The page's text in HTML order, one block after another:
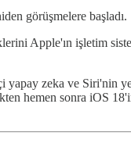
görüşmelere başladı.
Apple'ın işletim
yapay zeka ve Siri'nin
hemen sonra iOS